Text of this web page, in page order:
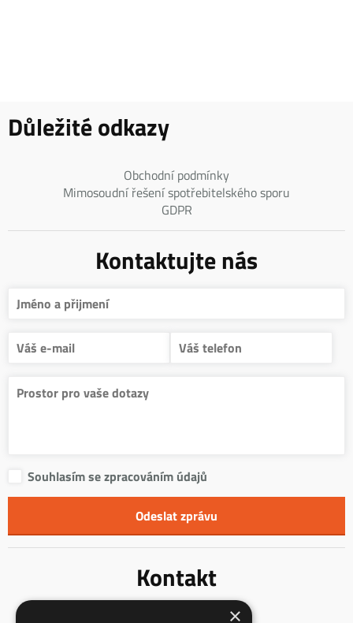
Důležité odkazy
Obchodní podmínky
Mimosoudní řešení spotřebitelského sporu
GDPR
Kontaktujte nás
Souhlasím se zpracováním údajů
Kontakt
×